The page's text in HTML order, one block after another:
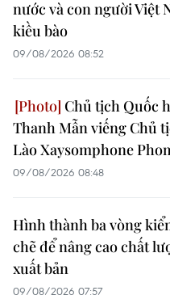
nước và con người Việt
kiều bào
09/08/2026 08:52
Chủ tịch Quốc
Thanh Mẫn viếng Chủ
Lào Xaysomphone
09/08/2026 08:48
Hình thành ba vòng
chẽ để nâng cao chất
xuất bản
09/08/2026 07:57